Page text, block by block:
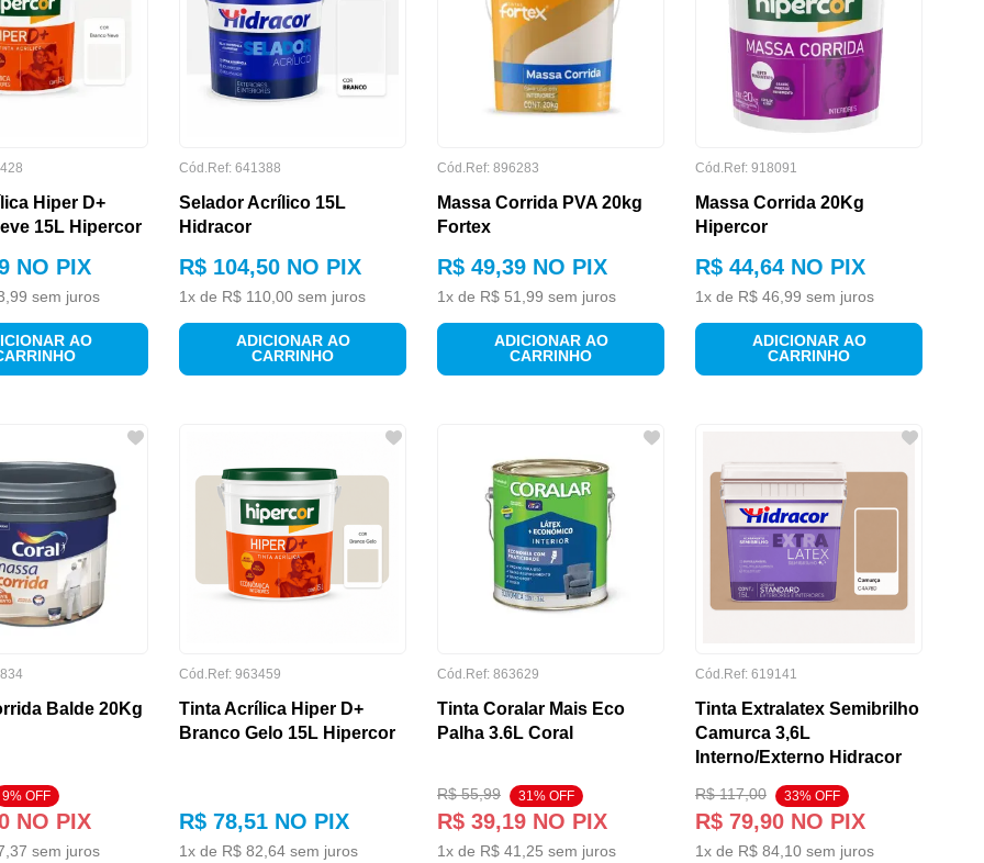
Hiper D+
15L Hipercor
NO PIX
99 sem juros
AO
Cód.Ref: 641388
Selador Acrílico 15L
Hidracor
R$ 104,50 NO PIX
1x de R$ 110 00 sem juros
ADICIONAR AO
CARRINHO
Cód.Ref: 896283
Massa Corrida PVA 20kg
Fortex
R$ 49,39 NO PIX
1x de R$ 51 99 sem juros
ADICIONAR AO
CARRINHO
Cód.Ref: 918091
Massa Corrida 20Kg
Hipercor
R$ 44,64 NO PIX
1x de R$ 46 99 sem juros
ADICIONAR AO
CARRINHO
Balde 20Kg
9% OFF
NO PIX
37 sem juros
Cód.Ref: 963459
Tinta Acrílica Hiper D+
Branco Gelo 15L Hipercor
R$ 78,51 NO PIX
1x de R$ 82 64 sem juros
Cód.Ref: 863629
Tinta Coralar Mais Eco
Palha 3.6L Coral
R$ 55,99 31% OFF
R$ 39,19 NO PIX
1x de R$ 41 25 sem juros
Cód.Ref: 619141
Tinta Extralatex Semibrilho
Camurca 3,6L
Interno/Externo Hidracor
R$ 117,00 33% OFF
R$ 79,90 NO PIX
1x de R$ 84 10 sem juros